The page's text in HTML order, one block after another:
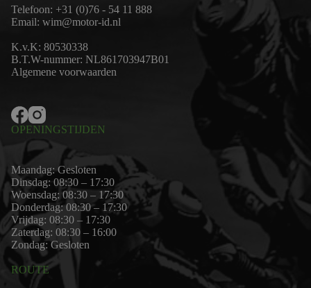
Telefoon: +31 (0)76 - 54 11 888
Email: wim@motor-id.nl
K.v.K: 80530338
B.T.W-nummer: NL861703947B01
Algemene voorwaarden
OPENINGSTIJDEN
Maandag: Gesloten
Dinsdag: 08:30 – 17:30
Woensdag: 08:30 – 17:30
Donderdag: 08:30 – 17:30
Vrijdag: 08:30 – 17:30
Zaterdag: 08:30 – 16:00
Zondag: Gesloten
ROUTE